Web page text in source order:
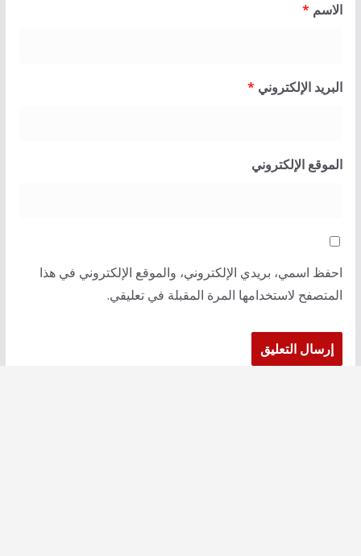
الاسم *
البريد الإلكتروني *
الموقع الإلكتروني
احفظ اسمي، بريدي الإلكتروني، والموقع الإلكتروني في هذا
المتصفح لاستخدامها المرة المقبلة في تعليقي.